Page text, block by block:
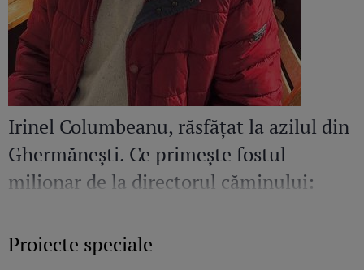
Irinel Columbeanu, răsfățat la azilul din
Ghermănești. Ce primește fostul
milionar de la directorul căminului:
Proiecte speciale